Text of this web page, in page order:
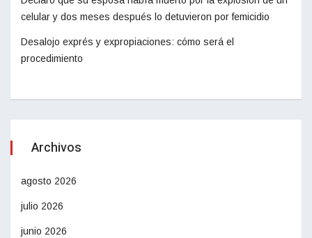
celular y dos meses después lo detuvieron por femicidio
Desalojo exprés y expropiaciones: cómo será el
procedimiento
Archivos
agosto 2026
julio 2026
junio 2026